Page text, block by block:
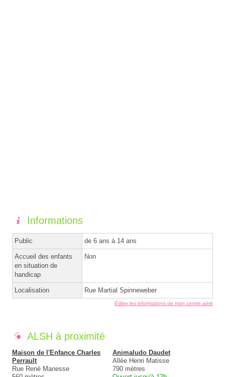
Informations
Public de 6 ans à 14 ans
Accueil des enfants
en situation de
handicap
Non
Localisation Rue Martial Spinneweber
Éditer les informations de mon centre aéré
ALSH à proximité
Maison de l'Enfance Charles
Perrault
Rue René Manesse
Animaludo Daudet
Allée Henri Matisse
790 mètres